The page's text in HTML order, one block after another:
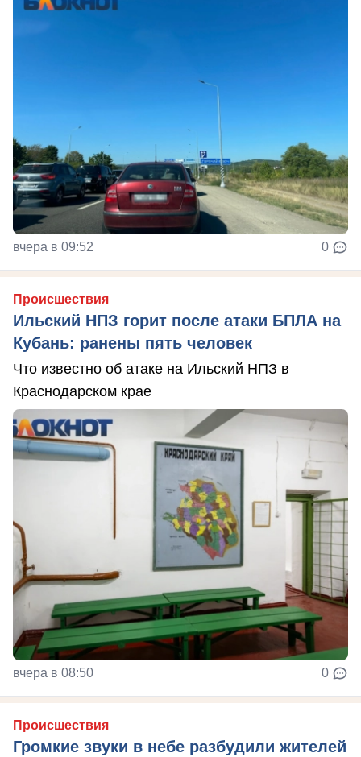
вчера в 09:52 0
Происшествия
Ильский НПЗ горит после атаки БПЛА на
Кубань: ранены пять человек
Что известно об атаке на Ильский НПЗ в
Краснодарском крае
вчера в 08:50 0
Происшествия
Громкие звуки в небе разбудили жителей